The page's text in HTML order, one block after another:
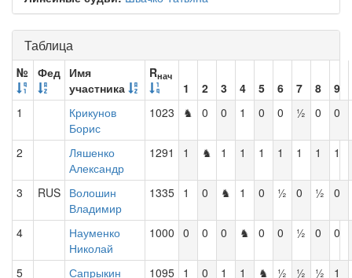
Таблица
№ Фед Имя
участника
Rнач
1 2 3 4 5 6 7 8
9
1
Крикунов
Борис
1023 ♞ 0 0 1 0 0 ½ 0 0
2
Ляшенко
Александр
1291 1 ♞ 1 1 1 1 1 1 1
3 RUS Волошин
Владимир
1335 1 0 ♞ 1 0 ½ 0 ½ 0
4
Науменко
Николай
1000 0 0 0 ♞ 0 0 ½ 0 0
5
Сапрыкин
1095 1 0 1 1 ♞ ½ ½ ½ 1